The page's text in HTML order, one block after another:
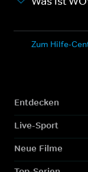
Zum Hilfe-
Entdecken
Live-Sport
Neue Filme